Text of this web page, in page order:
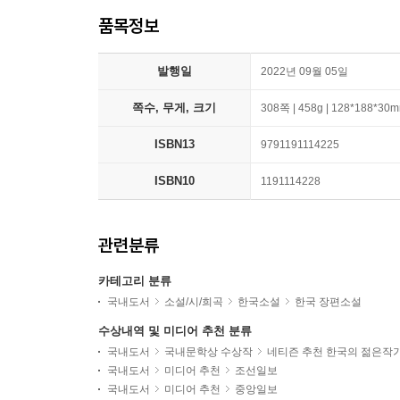
품목정보
발행일 2022년 09월 05일
쪽수, 무게, 크기 308쪽 | 458g |
ISBN13 9791191114225
ISBN10 1191114228
관련분류
카테고리 분류
국내도서 소설/시/희곡 한국소설 한국 장편소설
수상내역 및 미디어 추천 분류
국내도서 국내문학상 수상작
네티즌 추천 한국의 젊은작
국내도서
미디어 추천
조선일보
국내도서
미디어 추천 중앙일보